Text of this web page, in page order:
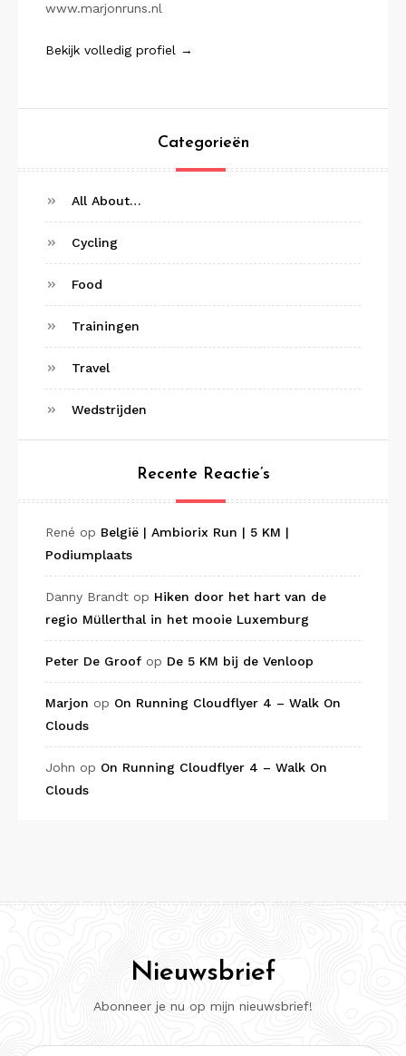
www.marjonruns.nl
Bekijk volledig profiel →
Categorieën
All About…
Cycling
Food
Trainingen
Travel
Wedstrijden
Recente Reactie’s
René op België | Ambiorix Run | 5 KM |
Podiumplaats
Danny Brandt op Hiken door het hart van de
regio Müllerthal in het mooie Luxemburg
Peter De Groof op De 5 KM bij de Venloop
Marjon op On Running Cloudflyer 4 – Walk On
Clouds
John op On Running Cloudflyer 4 – Walk On
Clouds
Nieuwsbrief
Abonneer je nu op mijn nieuwsbrief!